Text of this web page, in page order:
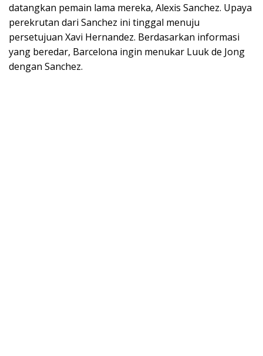
datangkan pemain lama mereka, Alexis Sanchez. Upaya
perekrutan dari Sanchez ini tinggal menuju
persetujuan Xavi Hernandez. Berdasarkan informasi
yang beredar, Barcelona ingin menukar Luuk de Jong
dengan Sanchez.